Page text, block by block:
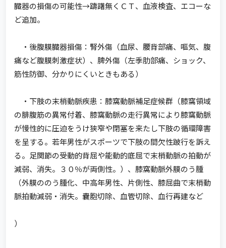
臓器の損傷の可能性→躊躇無くＣＴ、血液検査、エコーな
ど追加。
・後腹膜臓器損傷：腎外傷（血尿、腰背部痛、嘔気、腹
痛など腹膜刺激症状）、脾外傷（左季肋部痛、ショック、
筋性防御、分かりにくいときもある）
・下肢の末梢動脈疾患：膝窩動脈補足症候群（膝窩領域
の腓腹筋の異常付着、膝窩動脈の走行異常により膝窩動脈
が慢性的に圧迫をうけ狭窄や閉塞を来たし下肢の循環障害
を呈する。若年男性がスポーツで下肢の間欠性跛行を訴え
る。足関節の受動的背屈や能動的底屈で末梢動脈の拍動が
減弱、消失。３０％が両側性。）、膝窩動脈外膜のう腫
（外膜ののう腫化、中高年男性、片側性、膝屈曲で末梢動
脈拍動減弱・消失。嚢胞切除、血管切除、血行再建など
）